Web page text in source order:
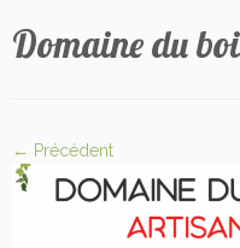
Domaine du
← Précédent